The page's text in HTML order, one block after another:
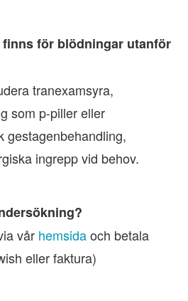
för blödningar utanför
tranexamsyra,
som p-piller eller
gestagenbehandling,
ingrepp vid behov.
vår hemsidaoch betala
eller faktura)